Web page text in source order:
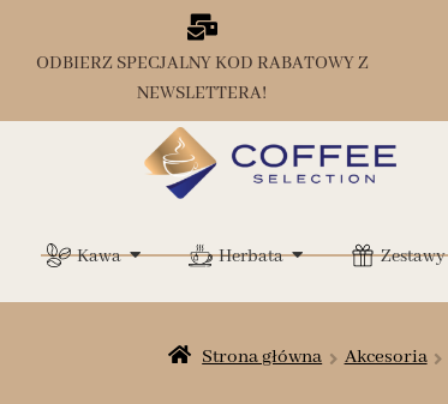
ODBIERZ SPECJALNY KOD RABATOWY Z
NEWSLETTERA!
Kawa Herbata Zestawy
Strona główna Akcesoria